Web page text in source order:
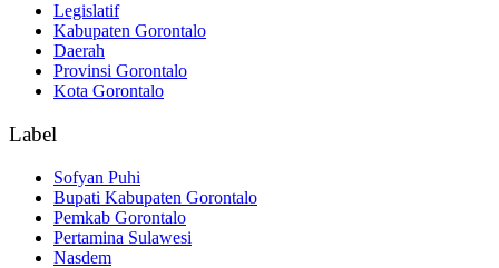
Legislatif
Kabupaten Gorontalo
Daerah
Provinsi Gorontalo
Kota Gorontalo
Label
Sofyan Puhi
Bupati Kabupaten Gorontalo
Pemkab Gorontalo
Pertamina Sulawesi
Nasdem